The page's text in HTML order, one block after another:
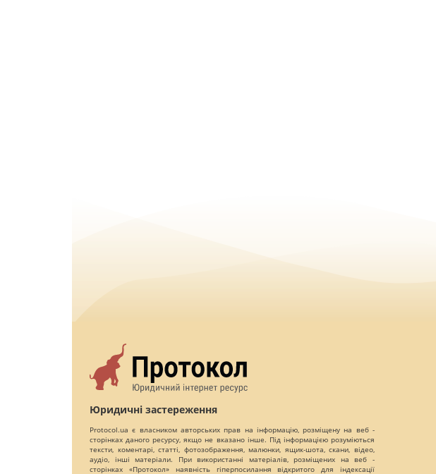
Юридичні застереження
Protocol.ua є власником авторських прав на інформацію, розміщену на веб -
сторінках даного ресурсу, якщо не вказано інше. Під інформацією розуміються
тексти, коментарі, статті, фотозображення, малюнки, ящик-шота, скани, відео,
аудіо, інші матеріали. При використанні матеріалів, розміщених на веб -
сторінках «Протокол» наявність гіперпосилання відкритого для індексації